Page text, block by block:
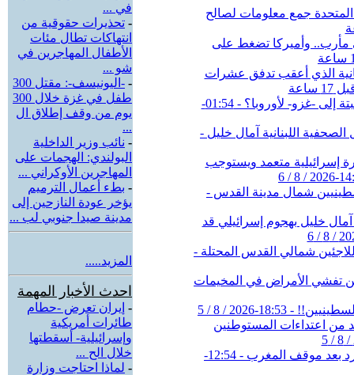
في ...
- تحذيرات حقوقية من
انتهاكات تطال مئات
الأطفال المهاجرين في
شو ...
-
-اليونيسف-: مقتل 300
طفل في غزة خلال 300
يوم من وقف إطلاق ال
...
- نائب وزير الداخلية
البولندي: الهجمات على
المهاجرين الأوكراني ...
- بطء أعمال الترميم
يؤخر عودة النازحين إلى
مدينة صيدا جنوبي لب ...
المزيد.....
احدث الأخبار المهمة
- إيران تعرض -حطام
طائرات أمريكية
وإسرائيلية- أسقطتها
خلال الح ...
- لماذا احتاجت وزارة